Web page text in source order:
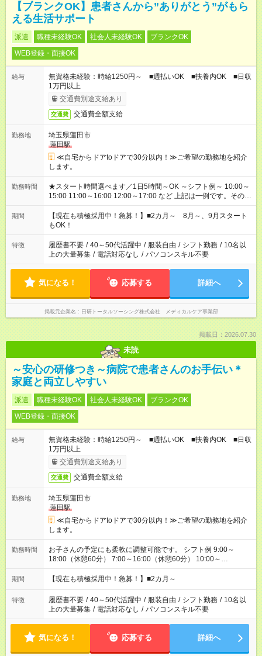
【ブランクOK】患者さんから”ありがとう”がもら
える生活サポート
派遣 職種未経験OK 社会人未経験OK
ブランクOK
WEB登録・面接OK
給与
無資格未経験：時給1250円～ ■週払いOK ■扶養内OK ■日収
1万円以上
交通費別途支給あり
交通費 交通費全額支給
勤務地
埼玉県蓮田市
蓮田駅
≪自宅からドアtoドアで30分以内！≫ご希望の勤務地を紹介
します。
勤務時間
★スタート時間選べます／1日5時間～OK ～シフト例～ 10:00～
15:00 11:00～16:00 12:00～17:00 など 上記は一例です。その他
シフトもご相談ください。 ※Wワークの場合当社と合わせて法
定労働時間が週40時間を超えなければOKです。
期間
【現在も積極採用中！急募！】■2カ月～ 8月～、9月スタート
もOK！
特徴 履歴書不要 / 40～50代活躍中 / 服装自由 / シフト勤務 / 10名以
上の大量募集 / 電話対応なし / パソコンスキル不要
気になる！ 応募する 詳細へ
掲載元企業名 日研トータルソーシング株式会社 メディカルケア事業部
掲載日：2026.07.30
未読
～安心の研修つき～病院で患者さんのお手伝い＊
家庭と両立しやすい
派遣 職種未経験OK 社会人未経験OK
ブランクOK
WEB登録・面接OK
給与
無資格未経験：時給1250円～ ■週払いOK ■扶養内OK ■日収
1万円以上
交通費別途支給あり
交通費 交通費全額支給
勤務地
埼玉県蓮田市
蓮田駅
≪自宅からドアtoドアで30分以内！≫ご希望の勤務地を紹介
します。
勤務時間
お子さんの予定にも柔軟に調整可能です。 シフト例 9:00～
18:00（休憩60分） 7:00～16:00（休憩60分） 10:00～
19:00（休憩60分） ※Wワーク希望の方へ 今ご覧のお仕事で希
望する勤務時間と、もう1つのお仕事の勤務時間の合計が 週40
期間 【現在も積極採用中！急募！】■2カ月～
特徴 履歴書不要 / 40～50代活躍中 / 服装自由 / シフト勤務 / 10名以
上の大量募集 / 電話対応なし / パソコンスキル不要
気になる！ 応募する 詳細へ